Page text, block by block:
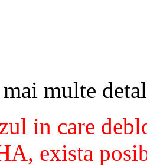
multe
in care
exista